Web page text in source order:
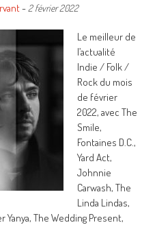
- 2 février 2022
Le meilleur de
l’actualité
Indie / Folk /
Rock du mois
de février
2022, avec The
Smile,
Fontaines D.C.,
Yard Act,
Johnnie
Carwash, The
Linda Lindas,
Yanya, The Wedding Present,